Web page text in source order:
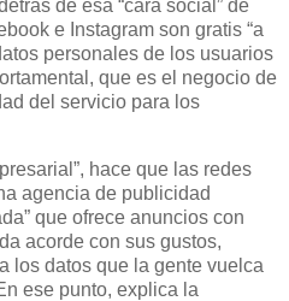
de esa “cara social” de
e Instagram son gratis “a
personales de los usuarios
que es el negocio de
del servicio para los
hace que las redes
agencia de publicidad
que ofrece anuncios con
acorde con sus gustos,
los datos que la gente vuelca
ese punto, explica la